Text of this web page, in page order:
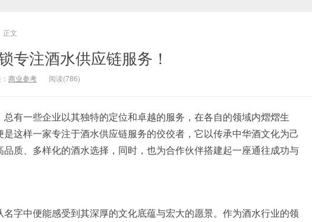
正文
专注酒水供应链服务！
商业参考 阅读(786)
有一些企业以其独特的定位和卓越的服务，在各自的领域内熠熠生
这样一家专注于酒水供应链服务的佼佼者，它以传承中华酒文化为己
质、多样化的酒水选择，同时，也为合作伙伴搭建起一座通往成功与
字中便能感受到其深厚的文化底蕴与宏大的愿景。作为酒水行业的领